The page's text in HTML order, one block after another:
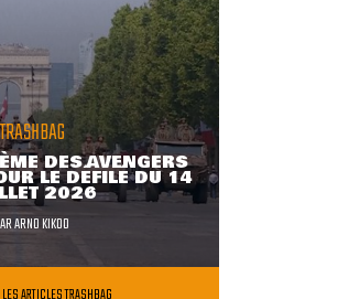
TRASHBAG
DES AVENGERS
LE DÉFILÉ DU 14
2026
ARNO KIKOO